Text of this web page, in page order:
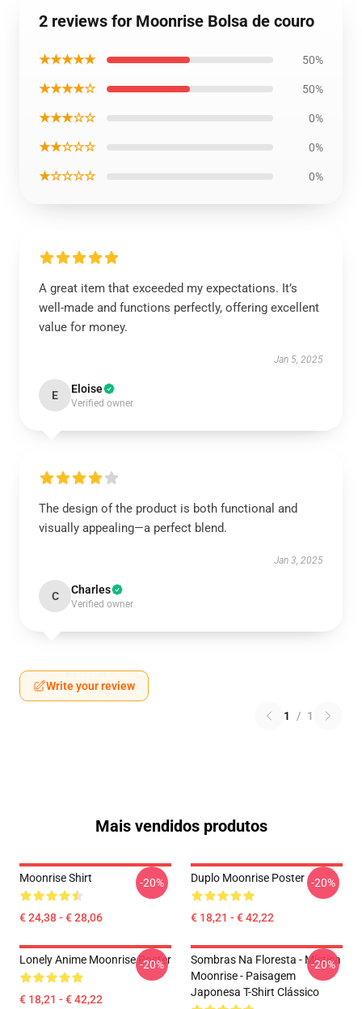
2 reviews for Moonrise Bolsa de couro
★★★★★ 50%
★★★★☆ 50%
★★★☆☆ 0%
★★☆☆☆ 0%
★☆☆☆☆ 0%
A great item that exceeded my expectations. It’s
well-made and functions perfectly, offering excellent
value for money.
Jan 5, 2025
E Eloise
Verified owner
The design of the product is both functional and
visually appealing—a perfect blend.
Jan 3, 2025
C Charles
Verified owner
Write your review
1 / 1
Mais vendidos produtos
Moonrise Shirt
€ 24,38 - € 28,06
-20% Duplo Moonrise Poster
€ 18,21 - € 42,22
-20%
Lonely Anime Moonrise Poster
€ 18,21 - € 42,22
-20%
Sombras Na Floresta - Mística
Moonrise - Paisagem
Japonesa T-Shirt Clássico
-20%